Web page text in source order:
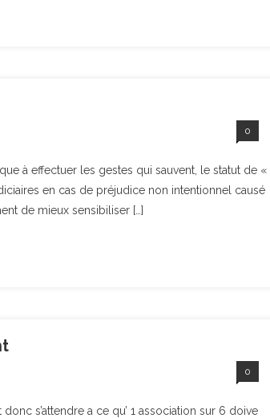
0
à effectuer les gestes qui sauvent, le statut de «
en cas de préjudice non intentionnel causé
de mieux sensibiliser […]
0
s’attendre a ce qu’ 1 association sur 6 doive